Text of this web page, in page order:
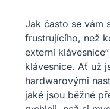
Jak často se vám
frustrujícího, než
externí
klávesnice. Ať už
hardwarovými
jaké jsou běžné